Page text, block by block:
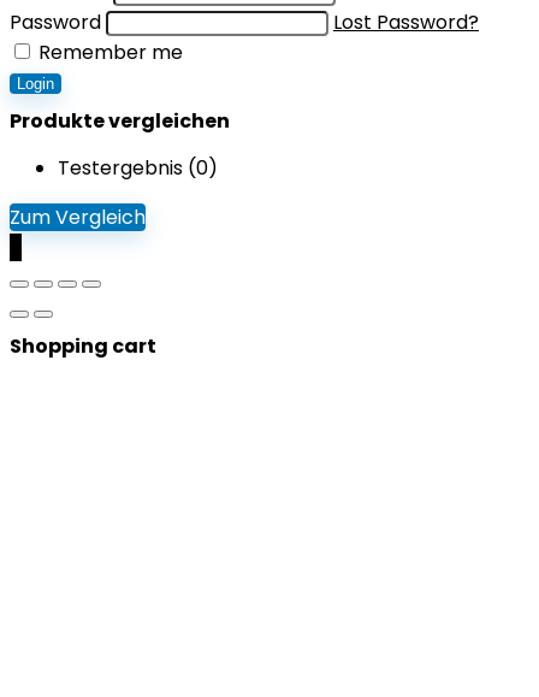
Password
Lost Password?
Remember me
Login
Produkte vergleichen
Testergebnis (0)
Zum Vergleich
Shopping cart